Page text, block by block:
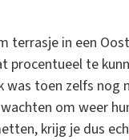
terrasje in een
procentueel te
was toen zelfs
om weer
krijg je dus